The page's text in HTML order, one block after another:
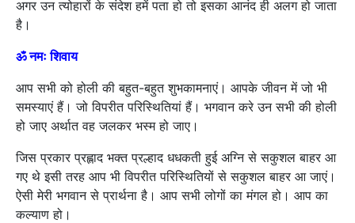
अगर उन त्योहारों के संदेश हमें पता हो तो इसका आनंद ही अलग हो जाता
है।
ॐनमः शिवाय
आप सभी को होली की बहुत-बहुत शुभकामनाएं। आपके जीवन में जो भी
समस्याएं हैं। जो विपरीत परिस्थितियां हैं। भगवान करे उन सभी की होली
हो जाए अर्थात वह जलकर भस्म हो जाए।
जिस प्रकार प्रह्लाद भक्त प्रल्हाद धधकती हुई अग्नि से सकुशल बाहर आ
गए थे इसी तरह आप भी विपरीत परिस्थितियों से सकुशल बाहर आ जाएं।
ऐसी मेरी भगवान से प्रार्थना है। आप सभी लोगों का मंगल हो। आप का
कल्याण हो।